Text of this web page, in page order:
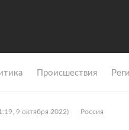
Происшествия
9 октября 2022) Россия